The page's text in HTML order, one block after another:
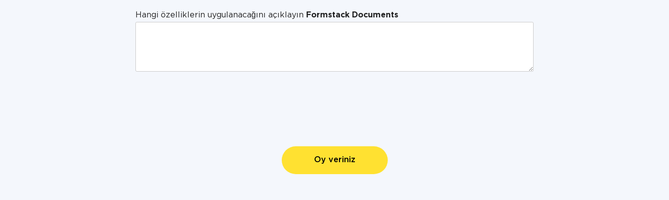
Hangi özelliklerin uygulanacağını açıklayın Formstack Documents
Oy veriniz